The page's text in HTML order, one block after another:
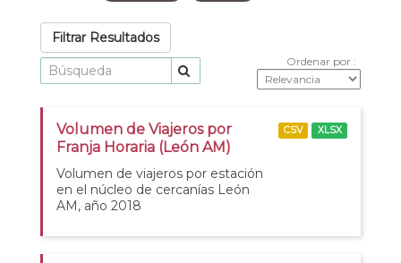
Filtrar Resultados
Ordenar por
Volumen de Viajeros por
Franja Horaria (León AM)
Volumen de viajeros por estación
en el núcleo de cercanías León
AM, año 2018
CSV XLSX